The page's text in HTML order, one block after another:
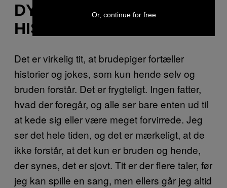
DYLANS TREDJE
HISTORIE
Det er virkelig tit, at brudepiger fortæller
historier og jokes, som kun hende selv og
bruden forstår. Det er frygteligt. Ingen fatter,
hvad der foregår, og alle ser bare enten ud til
at kede sig eller være meget forvirrede. Jeg
ser det hele tiden, og det er mærkeligt, at de
ikke forstår, at det kun er bruden og hende,
der synes, det er sjovt. Tit er der flere taler, før
jeg kan spille en sang, men ellers går jeg altid
Or, continue for free